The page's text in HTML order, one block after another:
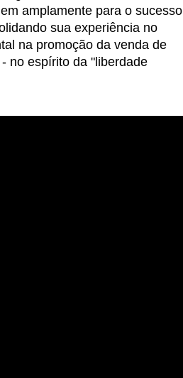
amplamente para o sucesso
sua experiência no
na promoção da venda de
no espírito da "liberdade